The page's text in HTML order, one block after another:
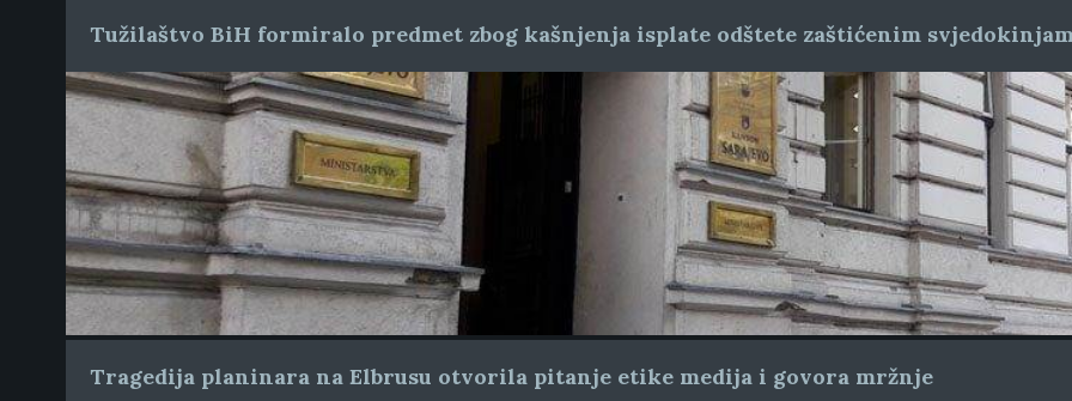
Tužilaštvo BiH formiralo predmet zbog kašnjenja isplate odštete zaštićenim
Tragedija planinara na Elbrusu otvorila pitanje etike medija i govora mržnje